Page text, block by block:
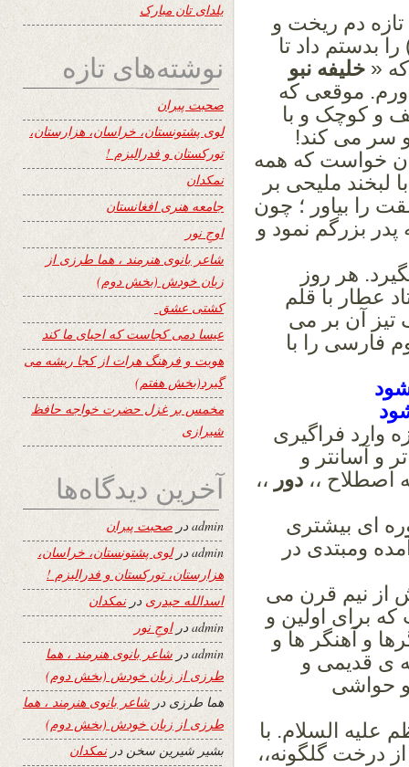
تازه دم ریخت و
بدستم داد تا
« خلیفه نبو
موقعی که
و کوچک و با
سر می کند!
خواست که همه
لبخند ملیحی بر
را بیاور ؛ چون
پدر بزرگم نمود و
هر روز
عطار با قلم
تیز آن بر می
فارسی را با
وارد فراگیری
و آسانتر و
اصطلاح ،، دور ،،
ای بیشتری
ومبتدی در
از نیم قرن می
برای اولین و
و آهنگر ها و
ی قدیمی و
حواشی
علیه السلام. با
از درخت گلگونه،،
یلدای تان مبارک
نوشته‌های تازه
صحبت پیران
لوی پشتونستان، خراسان، هزارستان،
تورکستان و فدرالیزم !
نمکدان
جامعه هنری افغانستان
اوجِ نور
شاعر بانوی هنرمند ، هما طرزی از
زبان خودش (بخش دوم)
کشتی عشق
عیسا دمی کجاست که احیای ما کند
هویت و فرهنگ هرات از کجا ریشه می
گیرد(بخش هفتم)
مخمس بر غزل حضرت خواجه حافظ
شیرازی
آخرین دیدگاه‌ها
adminدر صحبت پیران
admin درلوی پشتونستان، خراسان،
هزارستان، تورکستان و فدرالیزم !
اسدالله حیدری درنمکدان
adminدراوجِ نور
adminدر شاعر بانوی هنرمند ، هما
طرزی از زبان خودش (بخش دوم)
هما طرزی در شاعر بانوی هنرمند ، هما
طرزی از زبان خودش (بخش دوم)
بشیر شیرین سخن درنمکدان